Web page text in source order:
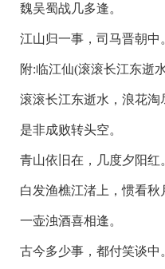
魏吴蜀战几多逢。
江山归一事，司马晋朝中。
附:临江仙(滚滚长江东逝水
滚滚长江东逝水，浪花淘
是非成败转头空。
青山依旧在，几度夕阳红。
白发渔樵江渚上，惯看秋
一壶浊酒喜相逢。
古今多少事，都付笑谈中。